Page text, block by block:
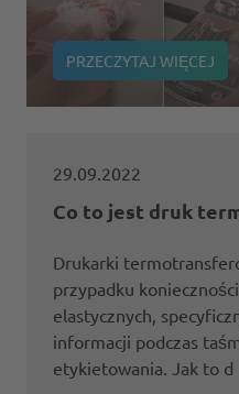
PRZECZYTAJ WIĘCEJ
29.09.2022
Co to jest druk
Drukarki
przypadku
elastycznych,
informacji podczas
etykietowania. Jak to d